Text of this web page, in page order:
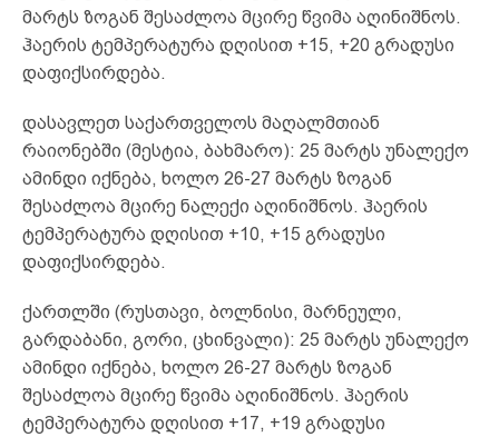
მარტს ზოგან შესაძლოა მცირე წვიმა აღინიშნოს.
ჰაერის ტემპერატურა დღისით +15, +20 გრადუსი
დაფიქსირდება.
დასავლეთ საქართველოს მაღალმთიან
რაიონებში (მესტია, ბახმარო): 25 მარტს უნალექო
ამინდი იქნება, ხოლო 26-27 მარტს ზოგან
შესაძლოა მცირე ნალექი აღინიშნოს. ჰაერის
ტემპერატურა დღისით +10, +15 გრადუსი
დაფიქსირდება.
ქართლში (რუსთავი, ბოლნისი, მარნეული,
გარდაბანი, გორი, ცხინვალი): 25 მარტს უნალექო
ამინდი იქნება, ხოლო 26-27 მარტს ზოგან
შესაძლოა მცირე წვიმა აღინიშნოს. ჰაერის
ტემპერატურა დღისით +17, +19 გრადუსი